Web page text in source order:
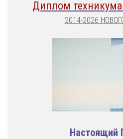
Диплом
2014-2026
Настоящий